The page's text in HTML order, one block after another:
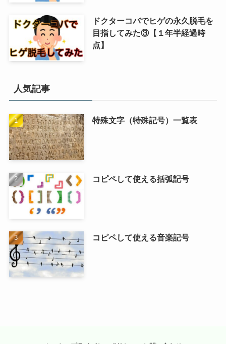
ドクターコバでヒゲの永久脱毛を
目指してみた③【１年半経過時
点】
人気記事
特殊文字（特殊記号）一覧表
コピペして使える括弧記号
コピペして使える音楽記号